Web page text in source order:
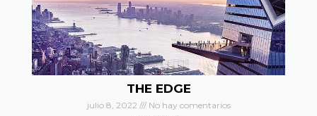
THE EDGE
julio 8, 2022
No hay comentarios